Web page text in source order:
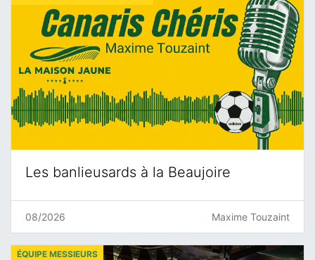
Les banlieusards à la Beaujoire
08/2026 Maxime Touzaint
ÉQUIPE MESSIEURS